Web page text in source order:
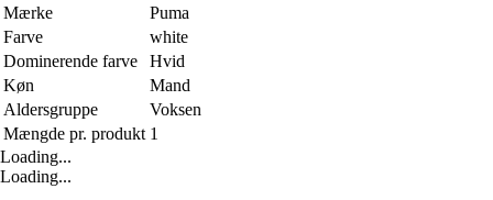
Mærke
Puma
Farve
white
Dominerende farve
Hvid
Køn
Mand
Aldersgruppe
Voksen
Mængde pr. produkt 1
Loading...
Loading...